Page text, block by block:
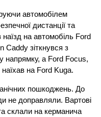
автомобілем
дистанції та
наїзд на автомобіль Ford
Caddy зіткнувся з
напрямку, а Ford Focus,
наїхав на Ford Kuga.
пошкоджень. До
не доправляли. Вартові
склали на керманича